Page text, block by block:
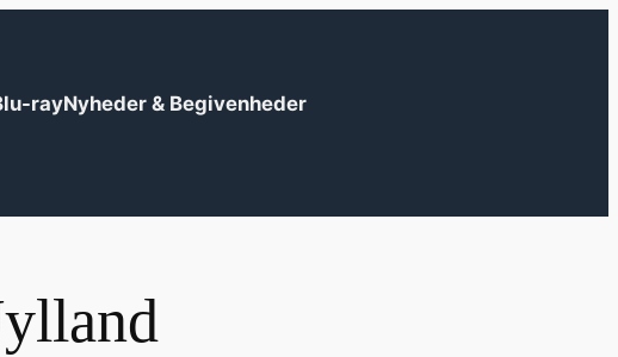
rayNyheder & Begivenheder